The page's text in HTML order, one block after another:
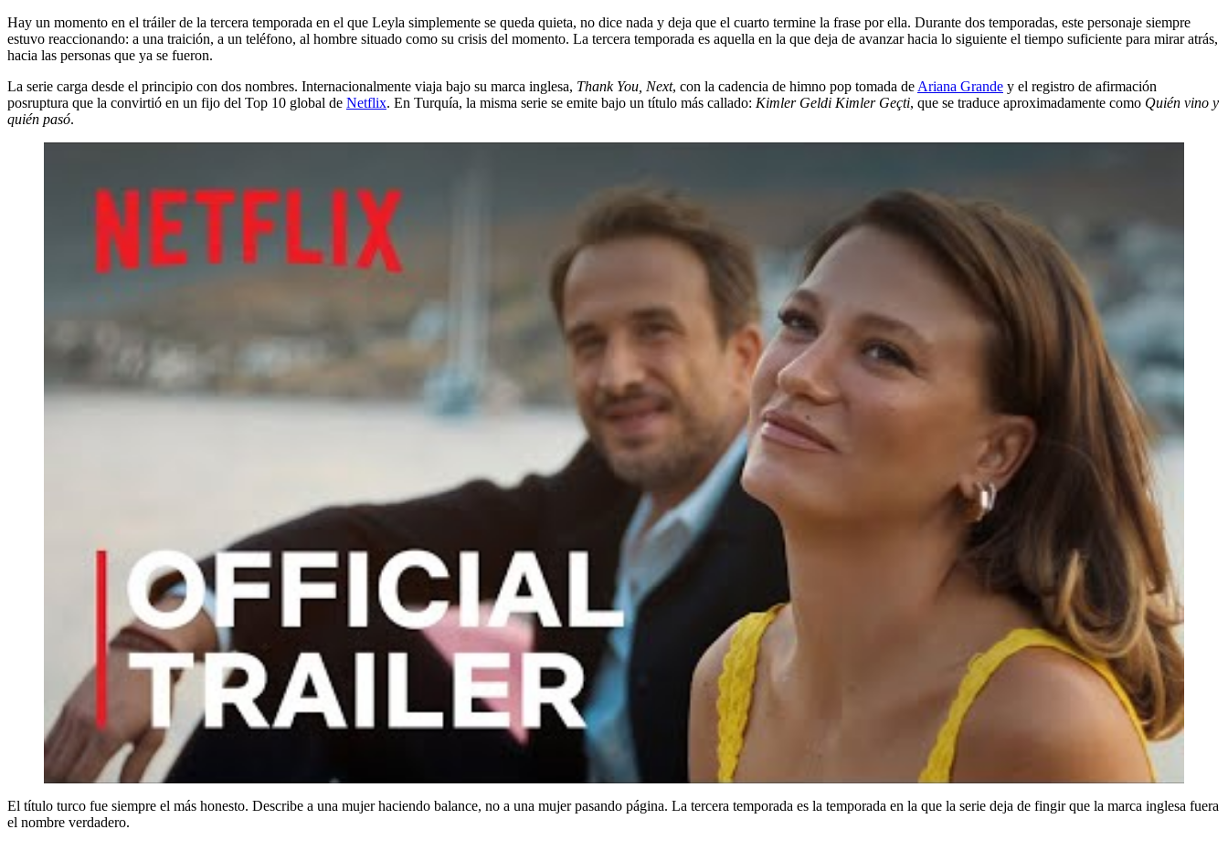
Hay un momento en el tráiler de la tercera temporada en el que Leyla simplemente se queda quieta, no dice nada y deja que el cuarto termine la frase por ella. Durante dos temporadas, este personaje siempre
estuvo reaccionando: a una traición, a un teléfono, al hombre situado como su crisis del momento. La tercera temporada es aquella en la que deja de avanzar hacia lo siguiente el tiempo suficiente para mirar atrás,
hacia las personas que ya se fueron.
La serie carga desde el principio con dos nombres. Internacionalmente viaja bajo su marca inglesa, Thank You, Next, con la cadencia de himno pop tomada de Ariana Grande y el registro de afirmación
posruptura que la convirtió en un fijo del Top 10 global de Netflix. En Turquía, la misma serie se emite bajo un título más callado: Kimler Geldi Kimler Geçti, que se traduce aproximadamente como Quién vino y
quién pasó.
El título turco fue siempre el más honesto. Describe a una mujer haciendo balance, no a una mujer pasando página. La tercera temporada es la temporada en la que la serie deja de fingir que la marca inglesa fuera
el nombre verdadero.